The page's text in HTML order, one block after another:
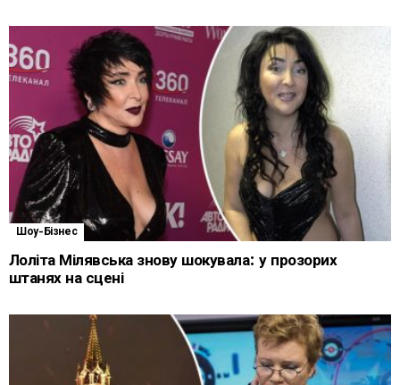
Шоу-Бізнес
Лоліта Мілявська знову шокувала: у прозорих
штанях на сцені